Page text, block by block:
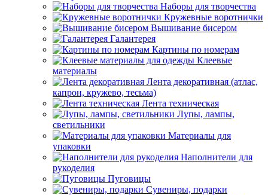
Наборы для творчества
Кружевные воротнички
Вышивание бисером
Галантерея
Картины по номерам
Клеевые
материалы
Лента декоративная (атлас,
капрон, кружево, тесьма)
Лента техническая
Лупы, лампы,
светильники
Материалы для
упаковки
Наполнители для
рукоделия
Пуговицы
Сувениры, подарки